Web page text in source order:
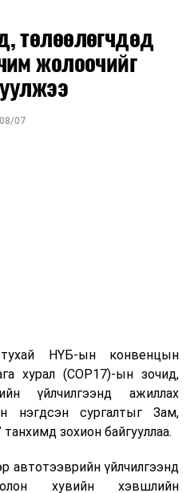
төлөөлөгчдөд
жолоочийг
07
НҮБ-ын конвенцын
хурал (COP17)-ын зочид,
үйлчилгээнд ажиллах
нэгдсэн сургалтыг Зам,
зохион байгууллаа.
автотээврийн үйлчилгээнд
хувийн хэвшлийн